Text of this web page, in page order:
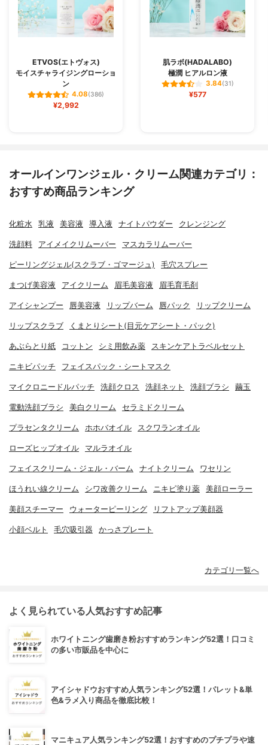
ETVOS(エトヴォス)
モイスチャライジングローショ
ン
4.08(386)
¥2,992
肌ラボ(HADALABO)
極潤 ヒアルロン液
3.84(31)
¥577
オールインワンジェル・クリーム関連カテゴリ：
おすすめ商品ランキング
化粧水 乳液 美容液 導入液 ナイトパウダー クレンジング
洗顔料 アイメイクリムーバー マスカラリムーバー
ピーリングジェル(スクラブ・ゴマージュ) 毛穴スプレー
まつげ美容液 アイクリーム 眉毛美容液 眉毛育毛剤
アイシャンプー 唇美容液 リップバーム 唇パック リップクリーム
リップスクラブ くまとりシート(目元ケアシート・パック)
あぶらとり紙 コットン シミ用飲み薬 スキンケアトラベルセット
ニキビパッチ フェイスパック・シートマスク
マイクロニードルパッチ 洗顔クロス 洗顔ネット 洗顔ブラシ 繭玉
電動洗顔ブラシ 美白クリーム セラミドクリーム
プラセンタクリーム ホホバオイル スクワランオイル
ローズヒップオイル マルラオイル
フェイスクリーム・ジェル・バーム ナイトクリーム ワセリン
ほうれい線クリーム シワ改善クリーム ニキビ塗り薬 美顔ローラー
美顔スチーマー ウォーターピーリング リフトアップ美顔器
小顔ベルト 毛穴吸引器 かっさプレート
カテゴリ一覧へ
よく見られている人気おすすめ記事
ホワイトニング歯磨き粉おすすめランキング52選！口コミ
の多い市販品を中心に
アイシャドウおすすめ人気ランキング52選！パレット&単
色&ラメ入り商品を徹底比較！
マニキュア人気ランキング52選！おすすめのプチプラや速